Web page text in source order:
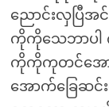
ညောင်းလှပြီအ
ကိုကိုသေဘာပါ
ကိုကိုကုတင်အေ
အောက်ခြေဆ